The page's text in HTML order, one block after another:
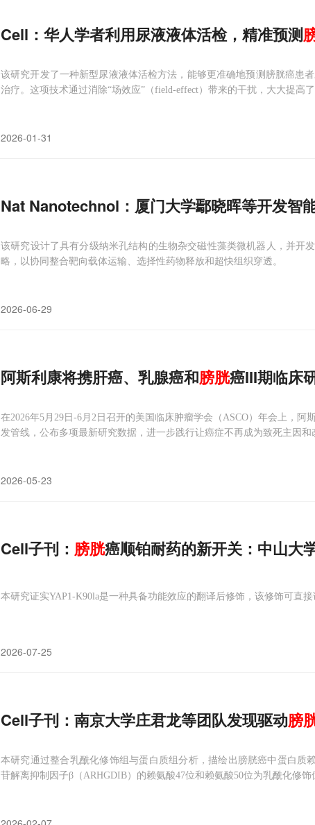
Cell：华人学者利用尿液液体活检，精准预测
该研究开发了一种新型尿液液体活检方法，能够更准确地预测膀胱癌患
治疗。这项技术通过消除“场效应”（field-effect）带来的干扰，大大提高了
2026-01-31
Nat Nanotechnol：厦门大学鄢晓晖等开发智
该研究设计了具有分级纳米孔结构的生物杂交磁性藻类微机器人，并开
略，以协同整合靶向载体运输、选择性药物释放和超快组织穿透。
2026-06-29
阿斯利康将携肝癌、乳腺癌和膀胱癌III期临床
在2026年5月29日-6月2日召开的美国临床肿瘤学会（ASCO）年会上，
发管线，公布多项最新研究数据，进一步践行让癌症不再成为致死主因和
2026-05-23
Cell子刊： 膀胱癌顺铂耐药的新开关：中山大
本研究证实YAP1-K90la是一种具备功能效应的翻译后修饰，该修饰可直接
2026-07-25
Cell子刊：南京大学庄君龙等团队发现驱动膀
本研究通过整合乳酰化修饰组与蛋白质组分析，描绘出膀胱癌中蛋白质
苷解离抑制因子β（ARHGDIB）的赖氨酸47位和赖氨酸50位为乳酰化修饰